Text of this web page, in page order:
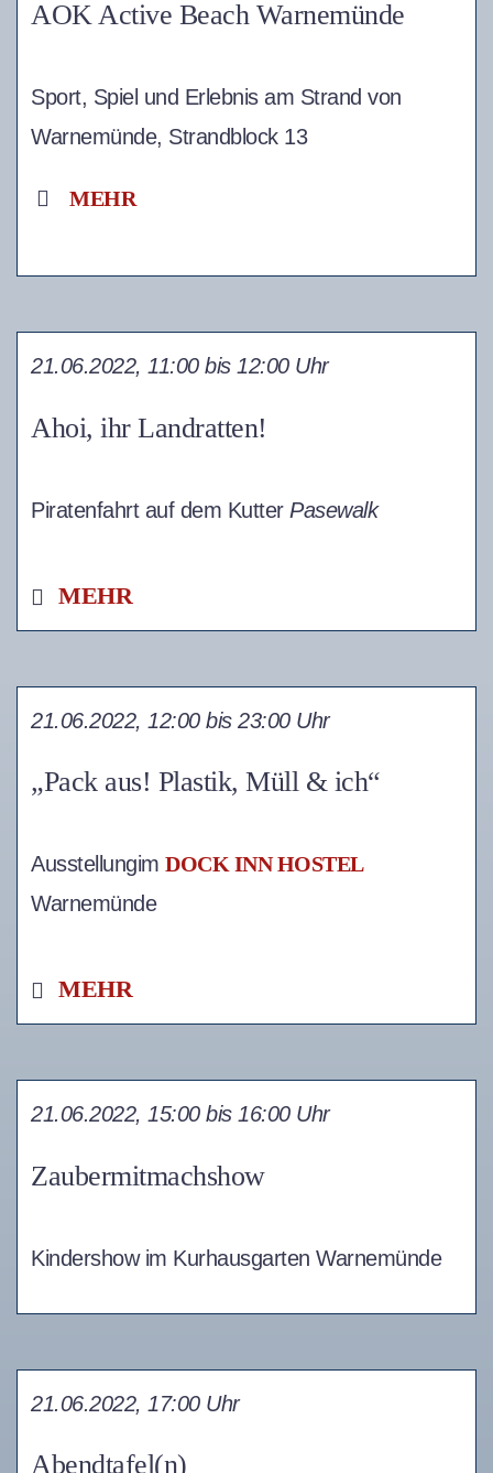
AOK Active Beach Warnemünde
Sport, Spiel und Erlebnis am Strand von
Warnemünde, Strandblock 13
MEHR
Ahoi, ihr Landratten!
21.06.2022, 11:00 bis 12:00 Uhr
Piratenfahrt auf dem Kutter Pasewalk
MEHR
„Pack aus! Plastik, Müll & ich“
21.06.2022, 12:00 bis 23:00 Uhr
Ausstellungim DOCK INN HOSTEL
Warnemünde
MEHR
Zaubermitmachshow
21.06.2022, 15:00 bis 16:00 Uhr
Kindershow im Kurhausgarten Warnemünde
Abendtafel(n)
21.06.2022, 17:00 Uhr